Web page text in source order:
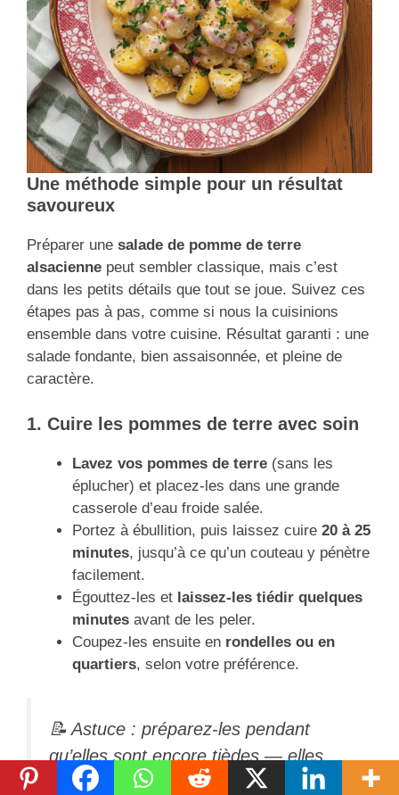
Une méthode simple pour un résultat
savoureux
Préparer une salade de pomme de terre
alsacienne peut sembler classique, mais c’est
dans les petits détails que tout se joue. Suivez ces
étapes pas à pas, comme si nous la cuisinions
ensemble dans votre cuisine. Résultat garanti : une
salade fondante, bien assaisonnée, et pleine de
caractère.
1. Cuire les pommes de terre avec soin
Lavez vos pommes de terre (sans les
éplucher) et placez-les dans une grande
casserole d’eau froide salée.
Portez à ébullition, puis laissez cuire 20 à 25
minutes, jusqu’à ce qu’un couteau y pénètre
facilement.
Égouttez-les et laissez-les tiédir quelques
minutes avant de les peler.
Coupez-les ensuite en rondelles ou en
quartiers, selon votre préférence.
📝Astuce : préparez-les pendant
qu’elles sont encore tièdes — elles
absorberont mieux la sauce.